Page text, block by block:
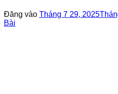
Đăng vào Tháng 7 29, 2025
Bài